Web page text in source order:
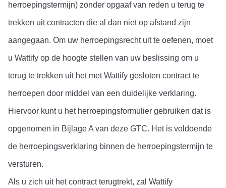
herroepingstermijn) zonder opgaaf van reden u terug te
trekken uit contracten die al dan niet op afstand zijn
aangegaan. Om uw herroepingsrecht uit te oefenen, moet
u Wattify op de hoogte stellen van uw beslissing om u
terug te trekken uit het met Wattify gesloten contract te
herroepen door middel van een duidelijke verklaring.
Hiervoor kunt u het herroepingsformulier gebruiken dat is
opgenomen in Bijlage A van deze GTC. Het is voldoende
de herroepingsverklaring binnen de herroepingstermijn te
versturen.
Als u zich uit het contract terugtrekt, zal Wattify